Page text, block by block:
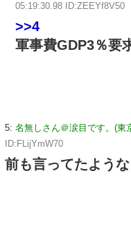
05:19:30.98 ID:ZEEYf8V50
>>4
軍事費GDP3％要
5: 名無しさん＠涙目です。(東
ID:FLijYmW70
前も言ってたような